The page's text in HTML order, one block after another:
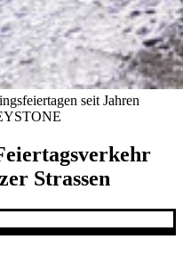
seit Jahren
Strassen